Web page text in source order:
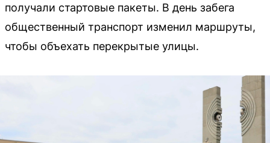
получали стартовые пакеты. В день забега
общественный транспорт изменил маршруты,
чтобы объехать перекрытые улицы.